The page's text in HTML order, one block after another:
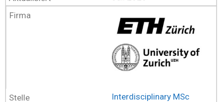
Interdisciplinary MSc